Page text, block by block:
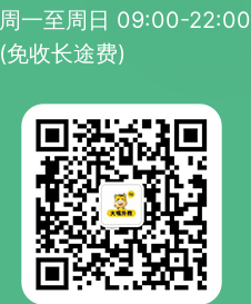
周一至周日 09:00-22:00
(免收长途费)